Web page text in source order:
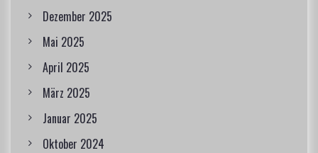
Dezember 2025
Mai 2025
April 2025
März 2025
Januar 2025
Oktober 2024